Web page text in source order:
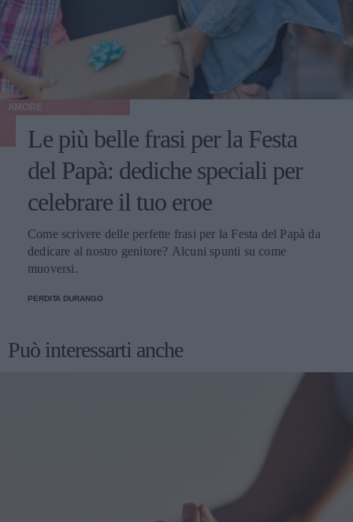
AMORE
Le più belle frasi per la Festa
del Papà: dediche speciali per
celebrare il tuo eroe
Come scrivere delle perfette frasi per la Festa del Papà da
dedicare al nostro genitore? Alcuni spunti su come
muoversi.
PERDITA DURANGO
Può interessarti anche